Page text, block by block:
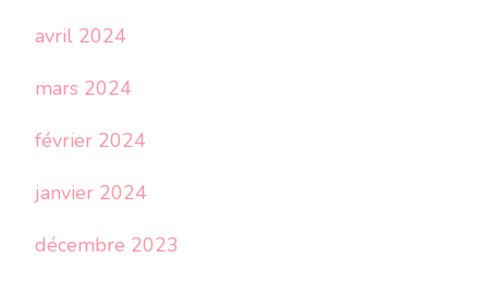
avril 2024
mars 2024
février 2024
janvier 2024
décembre 2023